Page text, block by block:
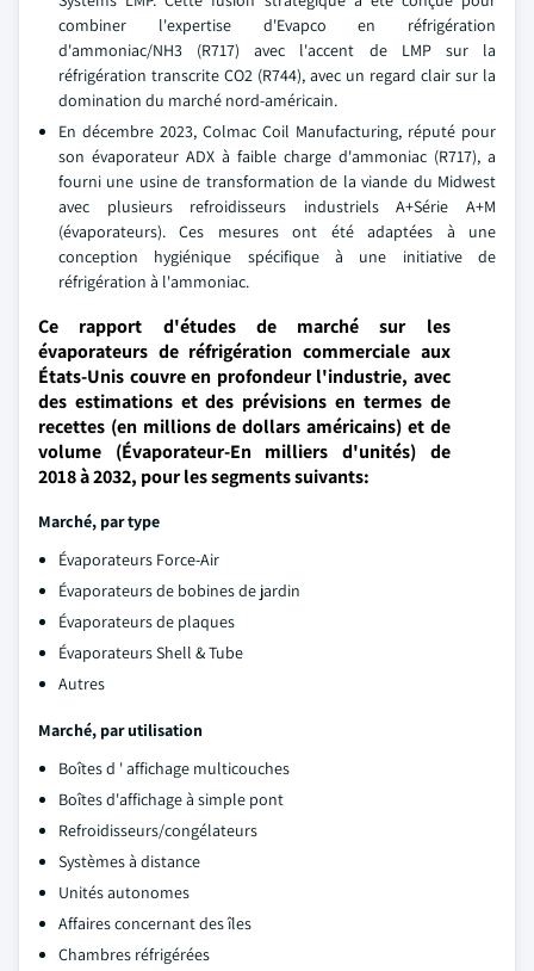
combiner l'expertise d'Evapco en réfrigération
d'ammoniac/NH3 (R717) avec l'accent de LMP sur la
réfrigération transcrite CO2 (R744), avec un regard clair sur la
domination du marché nord-américain.
En décembre 2023, Colmac Coil Manufacturing, réputé pour
son évaporateur ADX à faible charge d'ammoniac (R717), a
fourni une usine de transformation de la viande du Midwest
avec plusieurs refroidisseurs industriels A+Série A+M
(évaporateurs). Ces mesures ont été adaptées à une
conception hygiénique spécifique à une initiative de
réfrigération à l'ammoniac.
Ce rapport d'études de marché sur les
évaporateurs de réfrigération commerciale aux
États-Unis couvre en profondeur l'industrie, avec
des estimations et des prévisions en termes de
recettes (en millions de dollars américains) et de
volume (Évaporateur-En milliers d'unités) de
2018 à 2032, pour les segments suivants:
Marché, par type
Évaporateurs Force-Air
Évaporateurs de bobines de jardin
Évaporateurs de plaques
Évaporateurs Shell & Tube
Autres
Marché, par utilisation
Boîtes d ' affichage multicouches
Boîtes d'affichage à simple pont
Refroidisseurs/congélateurs
Systèmes à distance
Unités autonomes
Affaires concernant des îles
Chambres réfrigérées